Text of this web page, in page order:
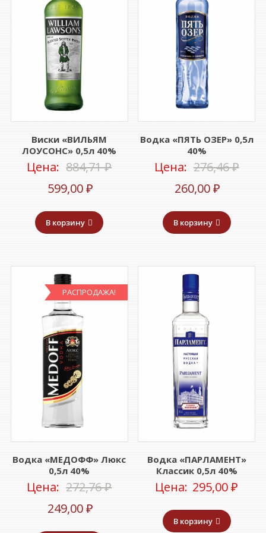
Виски «ВИЛЬЯМ
ЛОУСОНС» 0,5л 40%
Цена: 884,71₽Первоначальная
составляла
599,00₽Текущая
цена:
599,00 ₽.
В корзину
Водка «ПЯТЬ ОЗЕР» 0,5л
40%
Цена: 276,46₽
260,00₽
цена:
260,00
В корзину
РАСПРОДАЖА!
Водка «МЕДОФФ» Люкс
0,5л 40%
Цена: 272,76₽Первоначальная
составляла
249,00₽Текущая
цена:
Водка «ПАРЛАМЕНТ»
Классик 0,5л 40%
Цена: 295,00₽
В корзину